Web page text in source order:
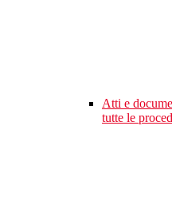
Atti e
tutte le